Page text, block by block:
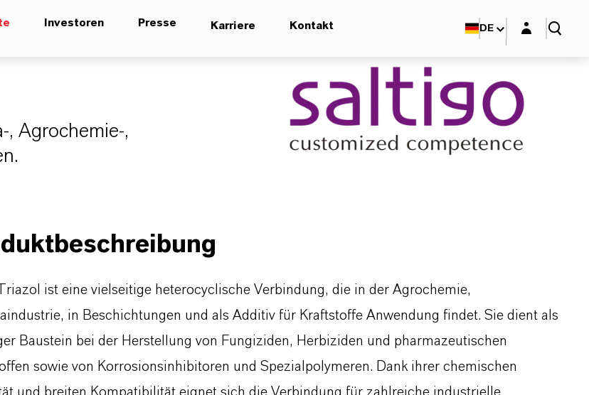
Investoren Presse Karriere Kontakt DE Login-Maske
, Agrochemie-,
ist eine vielseitige heterocyclische Verbindung, die in der Agrochemie,
in Beschichtungen und als Additiv für Kraftstoffe Anwendung findet. Sie dient als
Baustein bei der Herstellung von Fungiziden, Herbiziden und pharmazeutischen
sowie von Korrosionsinhibitoren und Spezialpolymeren. Dank ihrer chemischen
und breiten Kompatibilität eignet sich die Verbindung für zahlreiche industrielle